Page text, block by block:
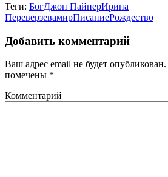
Теги: БогДжон ПайперИрина
ПереверзевамирПисаниеРождество
Добавить комментарий
Ваш адрес email не будет опубликован.
помечены *
Комментарий